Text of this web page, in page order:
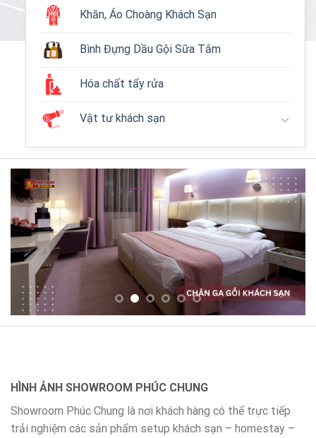
Khăn, Áo Choàng Khách Sạn
Bình Đựng Dầu Gội Sữa Tắm
Hóa chất tẩy rửa
Vật tư khách sạn
HÌNH ẢNH SHOWROOM PHÚC CHUNG
Showroom Phúc Chung là nơi khách hàng có thể trực tiếp
trải nghiệm các sản phẩm setup khách sạn – homestay –